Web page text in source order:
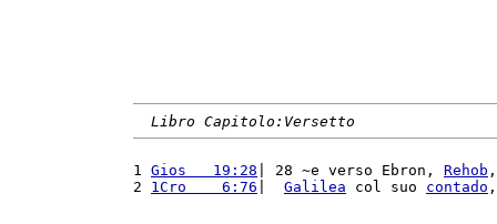
Libro Capitolo:Versetto
1 Gios   19:28 | 28 ~e verso Ebron, Rehob
2 1Cro    6:76 Galilea col suo contado